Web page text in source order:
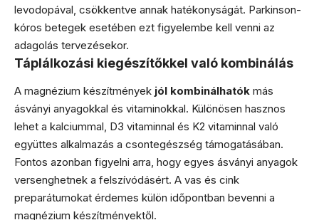
levodopával, csökkentve annak hatékonyságát. Parkinson-
kóros betegek esetében ezt figyelembe kell venni az
adagolás tervezésekor.
Táplálkozási kiegészítőkkel való kombinálás
A magnézium készítmények jól kombinálhatók más
ásványi anyagokkal és vitaminokkal. Különösen hasznos
lehet a kalciummal, D3 vitaminnal és K2 vitaminnal való
együttes alkalmazás a csontegészség támogatásában.
Fontos azonban figyelni arra, hogy egyes ásványi anyagok
versenghetnek a felszívódásért. A vas és cink
preparátumokat érdemes külön időpontban bevenni a
magnézium készítményektől.